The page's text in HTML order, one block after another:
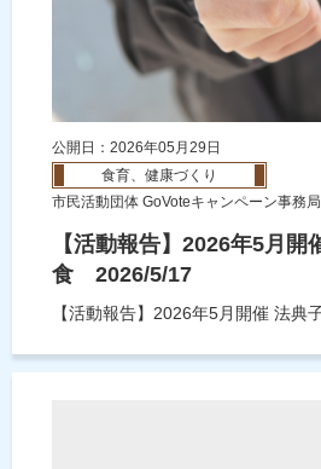
公開日：2026年05月29日
食育、健康づくり
市民活動団体 GoVoteキャンペーン事務局
【活動報告】2026年5月開
食 2026/5/17
【活動報告】2026年5月開催 法